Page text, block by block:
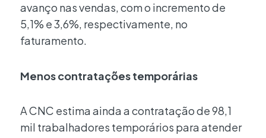
avanço nas vendas, com o incremento de
5,1% e 3,6%, respectivamente, no
faturamento.
Menos contratações temporárias
A CNC estima ainda a contratação de 98,1
mil trabalhadores temporários para atender